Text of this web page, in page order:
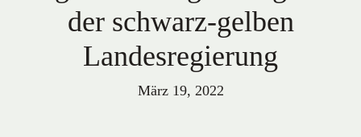
der schwarz-gelben
Landesregierung
März 19, 2022